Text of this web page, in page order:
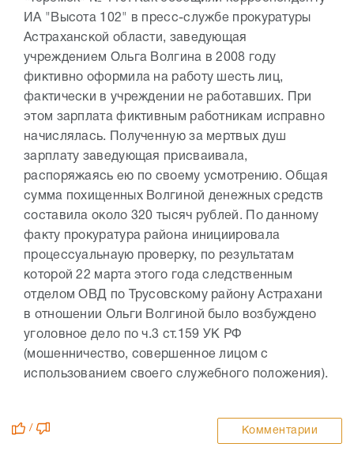
ИА "Высота 102" в пресс-службе прокуратуры
Астраханской области, заведующая
учреждением Ольга Волгина в 2008 году
фиктивно оформила на работу шесть лиц,
фактически в учреждении не работавших. При
этом зарплата фиктивным работникам исправно
начислялась. Полученную за мертвых душ
зарплату заведующая присваивала,
распоряжаясь ею по своему усмотрению. Общая
сумма похищенных Волгиной денежных средств
составила около 320 тысяч рублей. По данному
факту прокуратура района инициировала
процессуальнаую проверку, по результатам
которой 22 марта этого года следственным
отделом ОВД по Трусовскому району Астрахани
в отношении Ольги Волгиной было возбуждено
уголовное дело по ч.3 ст.159 УК РФ
(мошенничество, совершенное лицом с
использованием своего служебного положения).
/ Комментарии